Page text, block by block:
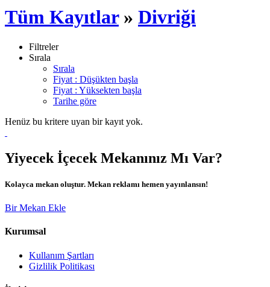
Tüm Kayıtlar» Divriği
Filtreler
Sırala
Sırala
Fiyat : Düşükten başla
Fiyat : Yüksekten başla
Tarihe göre
Henüz bu kritere uyan bir kayıt yok.
Yiyecek İçecek Mekanınız Mı Var?
Kolayca mekan oluştur. Mekan reklamı hemen yayınlansın!
Bir Mekan Ekle
Kurumsal
Kullanım Şartları
Gizlilik Politikası